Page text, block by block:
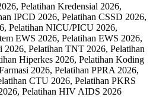
Pelatihan Kredensial 2026,
IPCD 2026, Pelatihan CSSD 2026,
Pelatihan NICU/PICU 2026,
EWS 2026, Pelatihan EWS 2026,
2026, Pelatihan TNT 2026, Pelatihan
Hiperkes 2026, Pelatihan Koding
2026, Pelatihan PPRA 2026,
CTU 2026, Pelatihan PKRS
Pelatihan HIV AIDS 2026